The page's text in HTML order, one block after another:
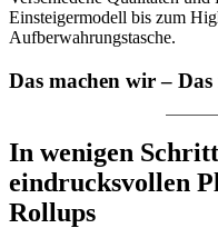
Einsteigermodell bis zum
Aufberwahrungstasche.
Das machen wir – Das
In wenigen
eindrucksvollen
Rollups